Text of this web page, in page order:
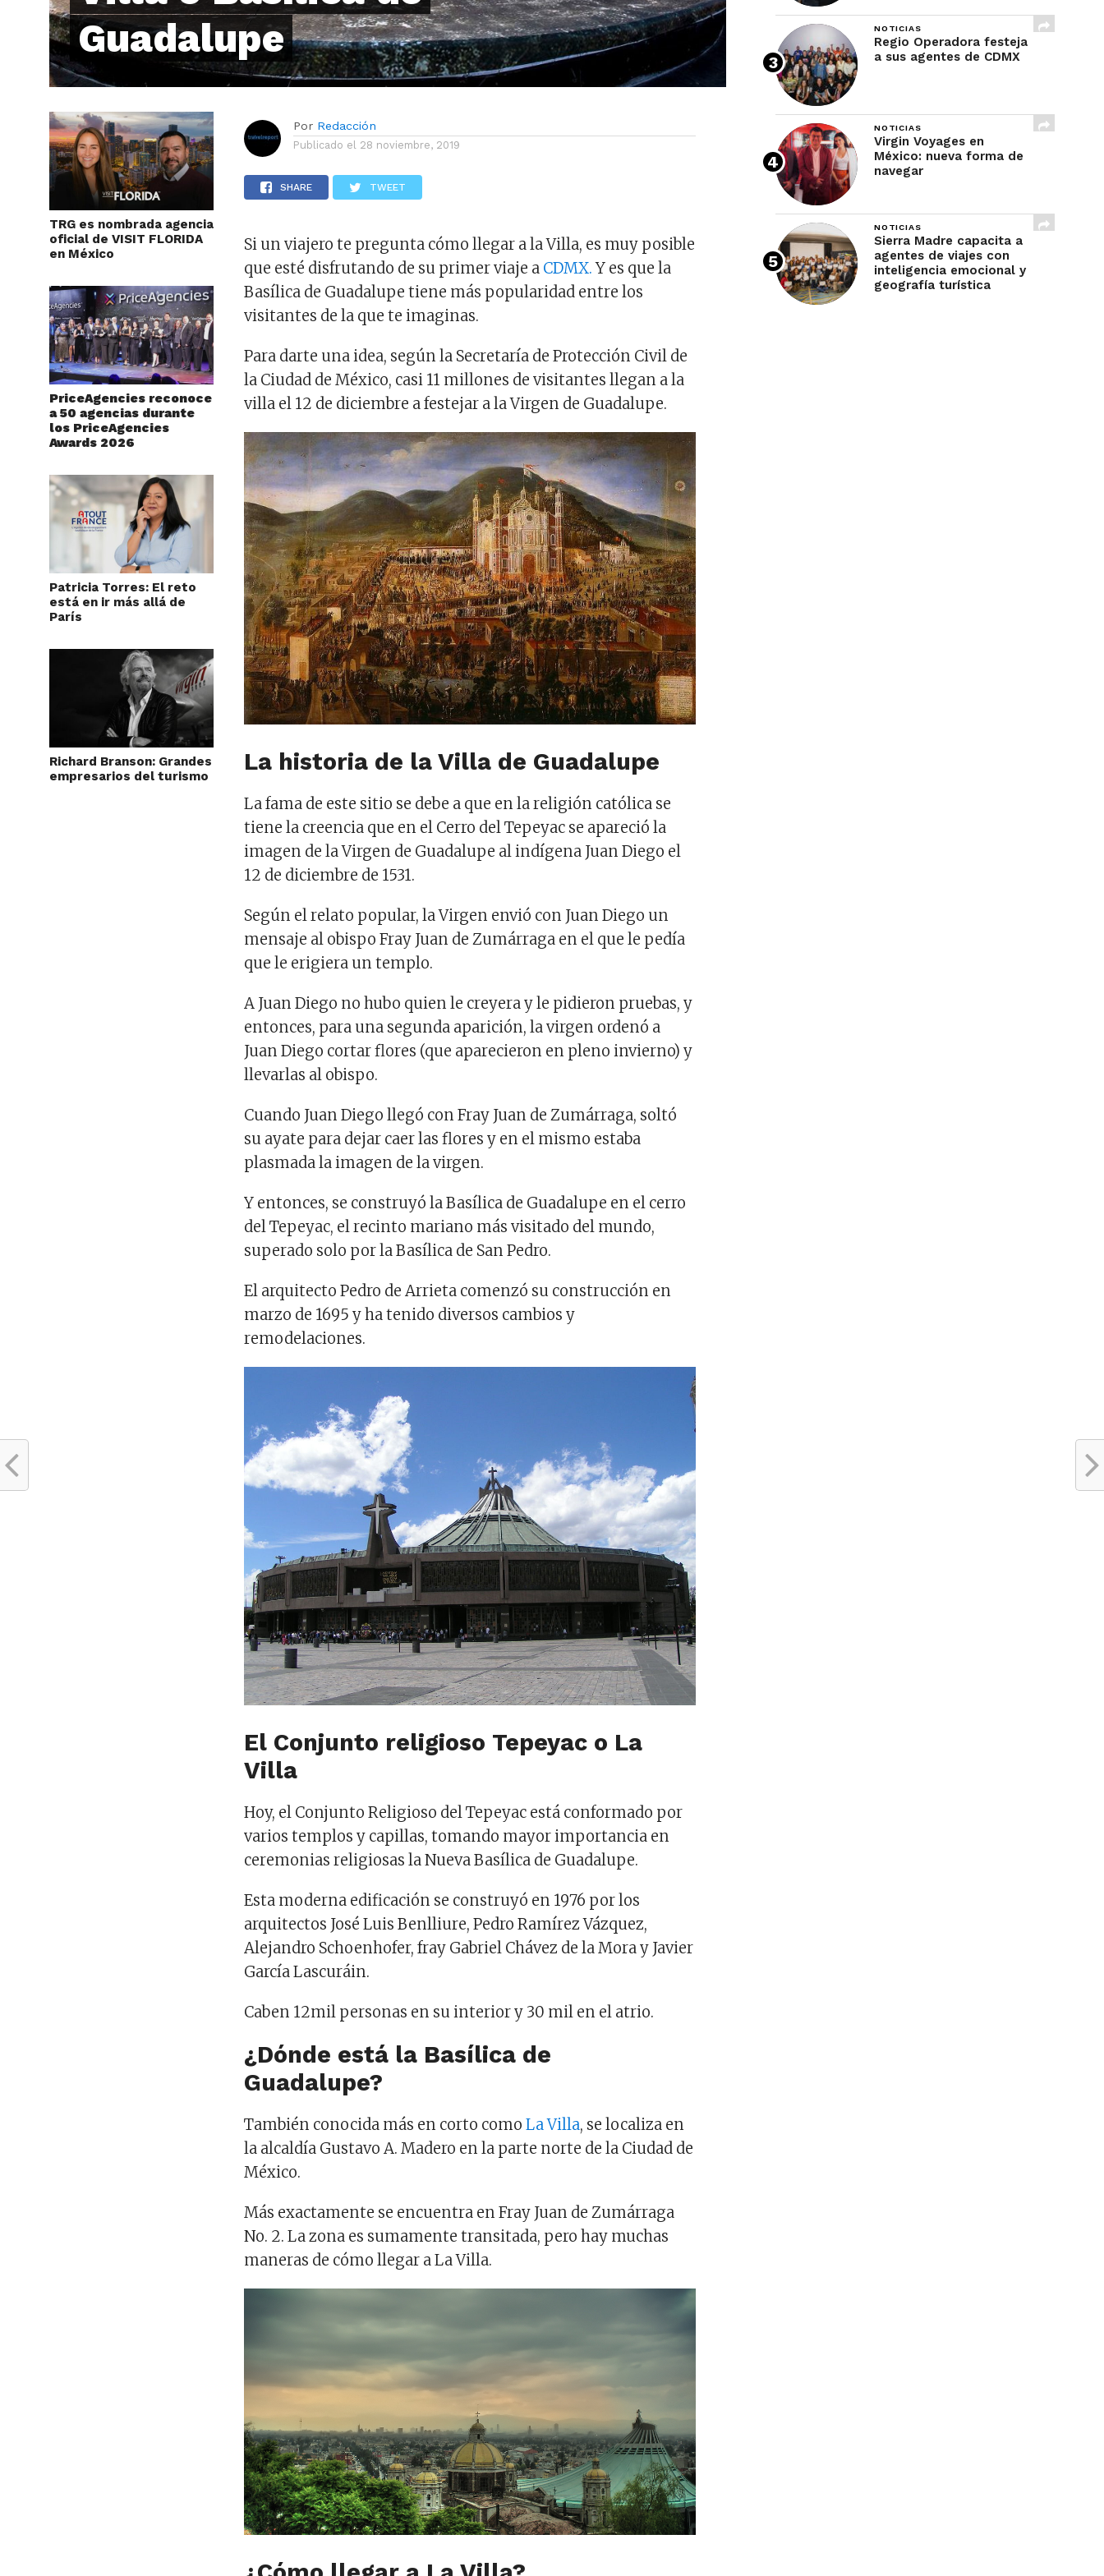
Guadalupe
TRG es nombrada agencia
oficial de VISIT FLORIDA
en México
PriceAgencies reconoce
a 50 agencias durante
los PriceAgencies
Awards 2026
Patricia Torres: El reto
está en ir más allá de
París
Richard Branson: Grandes
empresarios del turismo
Por Redacción
Publicado el 28 noviembre, 2019
SHARE TWEET
Si un viajero te pregunta cómo llegar a la Villa, es muy posible
que esté disfrutando de su primer viaje a CDMX.Y es que la
Basílica de Guadalupe tiene más popularidad entre los
visitantes de la que te imaginas.
Para darte una idea, según la Secretaría de Protección Civil de
la Ciudad de México, casi 11 millones de visitantes llegan a la
villa el 12 de diciembre a festejar a la Virgen de Guadalupe.
La historia de la Villa de Guadalupe
La fama de este sitio se debe a que en la religión católica se
tiene la creencia que en el Cerro del Tepeyac se apareció la
imagen de la Virgen de Guadalupe al indígena Juan Diego el
12 de diciembre de 1531.
Según el relato popular, la Virgen envió con Juan Diego un
mensaje al obispo Fray Juan de Zumárraga en el que le pedía
que le erigiera un templo.
A Juan Diego no hubo quien le creyera y le pidieron pruebas, y
entonces, para una segunda aparición, la virgen ordenó a
Juan Diego cortar flores (que aparecieron en pleno invierno) y
llevarlas al obispo.
Cuando Juan Diego llegó con Fray Juan de Zumárraga, soltó
su ayate para dejar caer las flores y en el mismo estaba
plasmada la imagen de la virgen.
Y entonces, se construyó la Basílica de Guadalupe en el cerro
del Tepeyac, el recinto mariano más visitado del mundo,
superado solo por la Basílica de San Pedro.
El arquitecto Pedro de Arrieta comenzó su construcción en
marzo de 1695 y ha tenido diversos cambios y
remodelaciones.
El Conjunto religioso Tepeyac o La
Villa
Hoy, el Conjunto Religioso del Tepeyac está conformado por
varios templos y capillas, tomando mayor importancia en
ceremonias religiosas la Nueva Basílica de Guadalupe.
Esta moderna edificación se construyó en 1976 por los
arquitectos José Luis Benlliure, Pedro Ramírez Vázquez,
Alejandro Schoenhofer, fray Gabriel Chávez de la Mora y Javier
García Lascuráin.
Caben 12mil personas en su interior y 30 mil en el atrio.
¿Dónde está la Basílica de
Guadalupe?
También conocida más en corto comoLa Villa, se localiza en
la alcaldía Gustavo A. Madero en la parte norte de la Ciudad de
México.
Más exactamente se encuentra en Fray Juan de Zumárraga
No. 2. La zona es sumamente transitada, pero hay muchas
maneras de cómo llegar a La Villa.
NOTICIAS
Regio Operadora festeja
a sus agentes de CDMX
NOTICIAS
Virgin Voyages en
México: nueva forma de
navegar
NOTICIAS
Sierra Madre capacita a
agentes de viajes con
inteligencia emocional y
geografía turística